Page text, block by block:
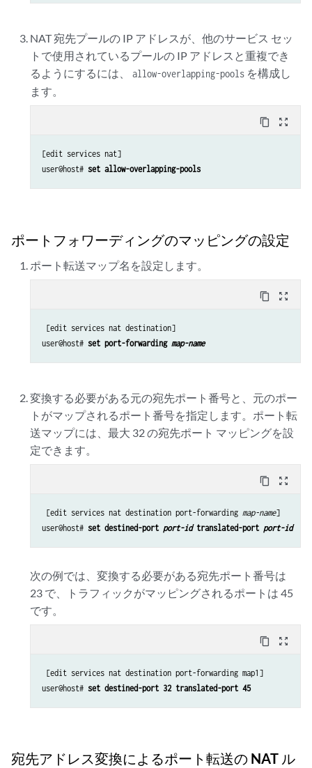
NAT 宛先プールの IP アドレスが、他のサービス セッ
トで使用されているプールの IP アドレスと重複でき
るようにするには、allow-overlapping-pools を構成し
ます。
content_copy zoom_out_map
[edit services nat]
user@host# set allow-overlapping-pools
ポートフォワーディングのマッピングの設定
ポート転送マップ名を設定します。
content_copy zoom_out_map
[edit services nat destination]
user@host# set port-forwarding map-name
変換する必要がある元の宛先ポート番号と、元のポー
トがマップされるポート番号を指定します。ポート転
送マップには、最大 32 の宛先ポート マッピングを設
定できます。
content_copy zoom_out_map
[edit services nat destination port-forwarding map-name]
user@host# set destined-port port-id translated-port port-id
次の例では、変換する必要がある宛先ポート番号は
23 で、トラフィックがマッピングされるポートは 45
です。
content_copy zoom_out_map
[edit services nat destination port-forwarding map1]
user@host# set destined-port 32 translated-port 45
宛先アドレス変換によるポート転送の NAT ル